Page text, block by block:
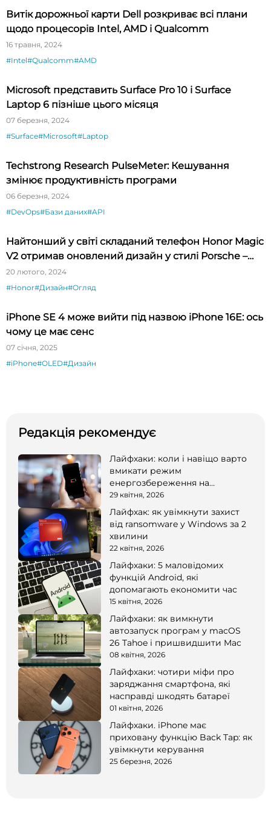
Витік дорожньої карти Dell розкриває всі плани
щодо процесорів Intel, AMD і Qualcomm
16 травня, 2024
#Intel#Qualcomm#AMD
Microsoft представить Surface Pro 10 і Surface
Laptop 6 пізніше цього місяця
07 березня, 2024
#Surface#Microsoft#Laptop
Techstrong Research PulseMeter: Кешування
змінює продуктивність програми
06 березня, 2024
#DevOps#Бази даних#API
Найтонший у світі складаний телефон Honor Magic
V2 отримав оновлений дизайн у стилі Porsche –
огляд
20 лютого, 2024
#Honor#Дизайн#Огляд
iPhone SE 4 може вийти під назвою iPhone 16E: ось
чому це має сенс
07 січня, 2025
#iPhone#OLED#Дизайн
Редакція рекомендує
Лайфхаки: коли і навіщо варто
вмикати режим
енергозбереження на
смартфоні
29 квітня, 2026
Лайфхак: як увімкнути захист
від ransomware у Windows за 2
хвилини
22 квітня, 2026
Лайфхаки: 5 маловідомих
функцій Android, які
допомагають економити час
15 квітня, 2026
Лайфхаки: як вимкнути
автозапуск програм у macOS
26 Tahoe і пришвидшити Mac
08 квітня, 2026
Лайфхаки: чотири міфи про
заряджання смартфона, які
насправді шкодять батареї
01 квітня, 2026
Лайфхаки. iPhone має
приховану функцію Back Tap: як
увімкнути керування
25 березня, 2026